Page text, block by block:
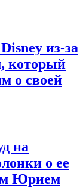
из-за
который
о своей
на
о ее
Юрием